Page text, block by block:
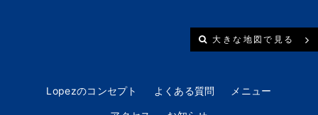
大きな地図で見る
Lopezのコンセプト よくある質問 メニュー